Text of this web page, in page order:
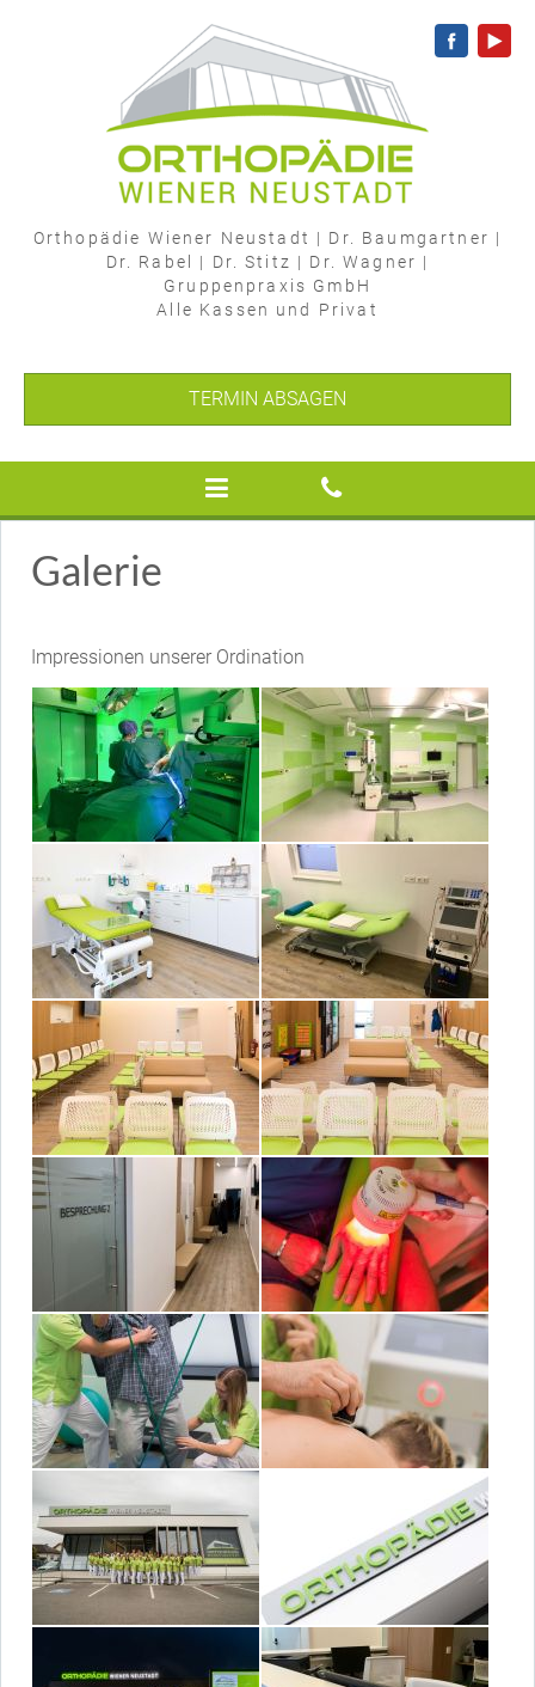
Orthopädie Wiener Neustadt | Dr. Baumgartner |
Dr. Rabel | Dr. Stitz | Dr. Wagner |
Gruppenpraxis GmbH
Alle Kassen und Privat
TERMIN ABSAGEN
Galerie
Impressionen unserer Ordination